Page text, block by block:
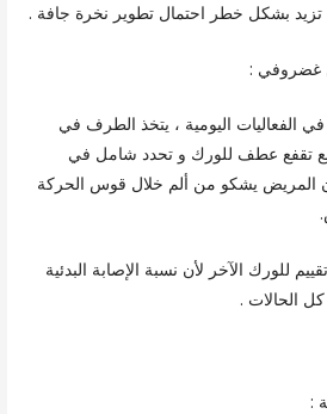
تزيد بشكل خطر احتمال تطوير نخرة جافة .
الفعاليات اليومية ، يتخذ الطرف في
مع تقفع عطف للورك و تحدد شامل في
المريض يشكو من ألم خلال قوس الحركة
للورك الآخر لأن نسبة الإصابة البدئية